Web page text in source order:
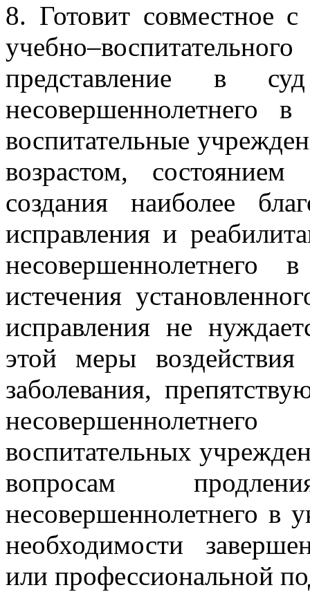
8. Готовит совместное
представление в
несовершеннолетнего
воспитательные
возрастом,
создания наиболее
исправления и
истечения
исправления не
этой меры
заболевания,
воспитательных
вопросам
несовершеннолетнего в
необходимости
или профессиональной